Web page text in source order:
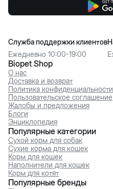
Biopet Shop
О нас
Доставка и возврат
Политика конфиденциальности
Пользовательское соглашение
Жалобы и предложения
Блоги
Энциклопедия
Служба поддержки клиентов
Ежедневно 10:00-19:00
Популярные категории
Сухой корм для собак
Сухие корма для кошек
Корм для кошек
Наполнители для кошек
Корм для котят
Популярные бренды